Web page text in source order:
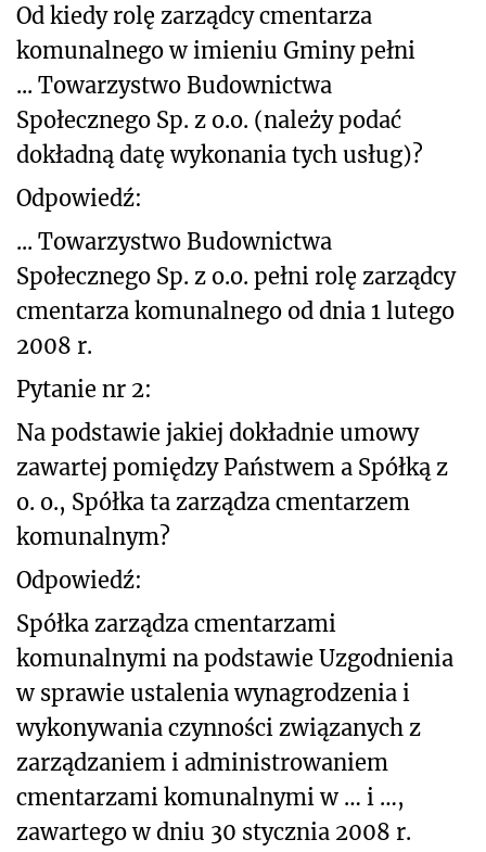
Od kiedy rolę zarządcy cmentarza
komunalnego w imieniu Gminy pełni
... Towarzystwo Budownictwa
Społecznego Sp. z o.o. (należy podać
dokładną datę wykonania tych usług)?
Odpowiedź:
... Towarzystwo Budownictwa
Społecznego Sp. z o.o. pełni rolę zarządcy
cmentarza komunalnego od dnia 1 lutego
2008 r.
Pytanie nr 2:
Na podstawie jakiej dokładnie umowy
zawartej pomiędzy Państwem a Spółką z
o. o., Spółka ta zarządza cmentarzem
komunalnym?
Odpowiedź:
Spółka zarządza cmentarzami
komunalnymi na podstawie Uzgodnienia
w sprawie ustalenia wynagrodzenia i
wykonywania czynności związanych z
zarządzaniem i administrowaniem
cmentarzami komunalnymi w … i …,
zawartego w dniu 30 stycznia 2008 r.